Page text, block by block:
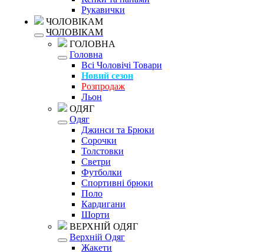
Рукавички
ЧОЛОВІКАМ
ЧОЛОВІКАМ
ГОЛОВНА
Головна
Всі Чоловічі Товари
Новий сезон
Розпродаж
Льон
ОДЯГ
Одяг
Джинси та Брюки
Сорочки
Толстовки
Светри
Футболки
Спортивні брюки
Поло
Кардигани
Шорти
ВЕРХНІЙ ОДЯГ
Верхній Одяг
Жакети